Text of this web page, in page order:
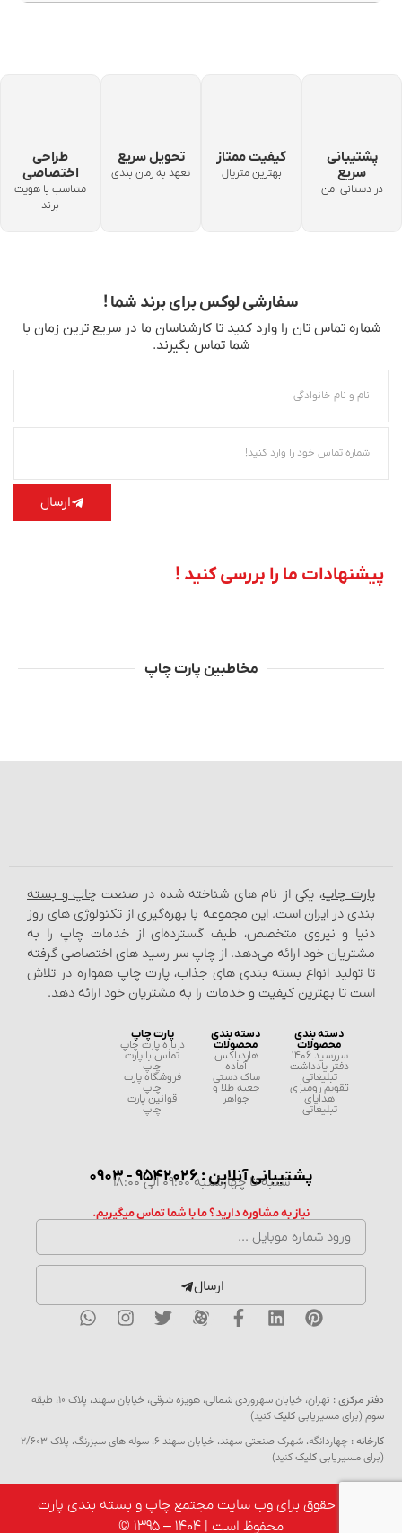
پشتیبانی
سریع
در دستانی امن
کیفیت ممتاز
بهترین متریال
تحویل سریع
تعهد به زمان بندی
طراحی
اختصاصی
متناسب با هویت
برند
سفارشی لوکس برای برند شما !
شماره تماس‌ تان را وارد کنید تا کارشناسان ما در سریع‌ ترین زمان با
شما تماس بگیرند.
ارسال
پیشنهادات ما را بررسی کنید !
مخاطبین پارت چاپ
پارت چاپ، یکی از نام‌ های شناخته شده در صنعت چاپ و بسته‌
بندی در ایران است. این مجموعه با بهره‌گیری از تکنولوژی‌ های روز
دنیا و نیروی متخصص، طیف گسترده‌ای از خدمات چاپ را به
مشتریان خود ارائه می‌دهد. از چاپ سر رسید های اختصاصی گرفته
تا تولید انواع بسته‌ بندی‌ های جذاب، پارت چاپ همواره در تلاش
است تا بهترین کیفیت و خدمات را به مشتریان خود ارائه دهد.
دسته بندی
محصولات
سررسید 1406
دفتر یادداشت
تبلیغاتی
تقویم رومیزی
هدایای
تبلیغاتی
دسته بندی
محصولات
هاردباکس
آماده
ساک دستی
جعبه طلا و
جواهر
پارت چاپ
درباره پارت چاپ
تماس با پارت
چاپ
فروشگاه پارت
چاپ
قوانین پارت
چاپ
پشتیبانی آنلاین : 9542026 - 0903
شنبه تا چهارشنبه 09:00 الی 18:00
نیاز به مشاوره دارید؟ ما با شما تماس میگیریم.
ارسال
دفتر مرکزی :
تهران، خیابان سهروردی شمالی، هویزه شرقی، خیابان سهند، پلاک ۱۰، طبقه
سوم (برای مسیریابیکلیککنید)
کارخانه :
چهاردانگه، شهرک صنعتی سهند، خیابان سهند 6، سوله های سبزرنگ، پلاک 2/603
(برای مسیریابیکلیککنید)
کلیه حقوق برای وب سایت مجتمع چاپ و بسته بندی پارت
محفوظ است | 1404 – 1395 ©